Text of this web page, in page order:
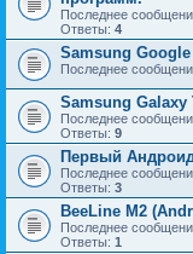
Последнее
Ответы: 4
Samsung
Последнее
Samsung Galaxy
Последнее
Ответы: 9
Первый
Последнее
Ответы: 3
BeeLine M2
Последнее
Ответы: 1